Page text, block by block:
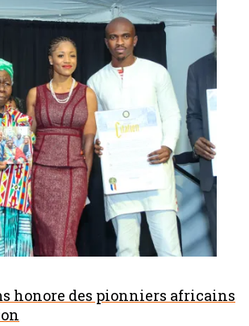
honore des pionniers africains